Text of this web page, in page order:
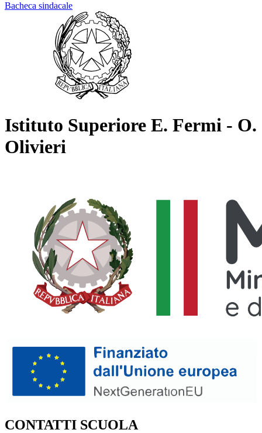
Bacheca sindacale
Istituto Superiore E. Fermi - O.
Olivieri
CONTATTI SCUOLA